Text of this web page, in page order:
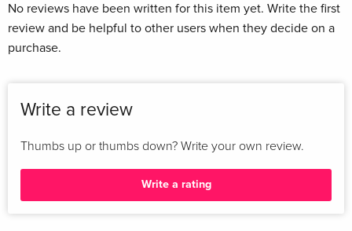
No reviews have been written for this item yet. Write the first
review and be helpful to other users when they decide on a
purchase.
Write a review
Thumbs up or thumbs down? Write your own review.
Write a rating